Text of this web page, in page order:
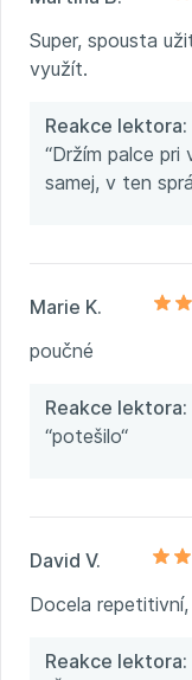
Super, spousta
využít.
Reakce lektora:
“Držím palce
samej, v ten
Marie K.
poučné
Reakce lektora:
“potešilo“
David V.
Docela
Reakce lektora: